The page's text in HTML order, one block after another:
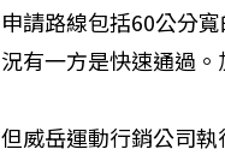
申請路線包括60公分
況有一方是快速通過
但威岳運動行銷公司